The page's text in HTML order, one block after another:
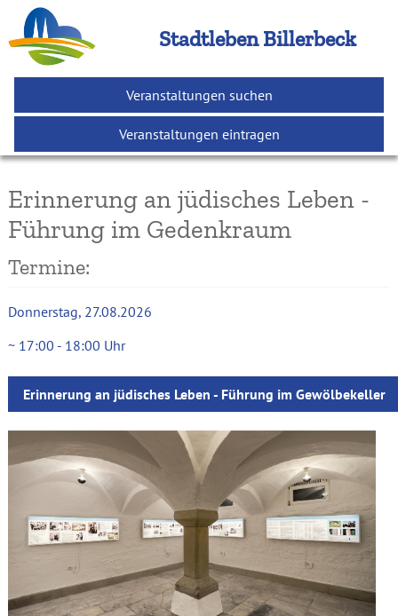
Stadtleben Billerbeck
Veranstaltungen suchen
Veranstaltungen eintragen
Erinnerung an jüdisches Leben -
Führung im Gedenkraum
Termine:
Donnerstag 27.08.2026
17:00 - 18:00 Uhr
Erinnerung an jüdisches Leben - Führung im Gewölbekeller